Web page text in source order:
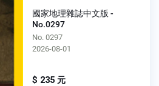
國家地理雜誌中文版 -
No.0297
No. 0297
2026-08-01
$ 235 元